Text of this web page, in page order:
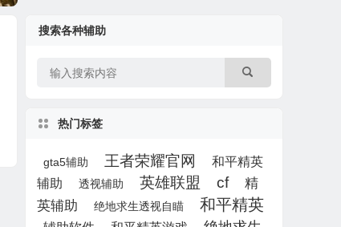
搜索各种辅助
热门标签
gta5辅助 王者荣耀官网
和平精英
辅助
透视辅助 英雄联盟 cf
精
英辅助
绝地求生透视自瞄 和平精英